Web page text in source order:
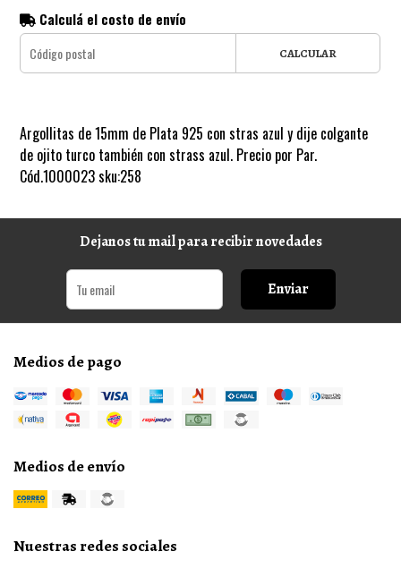
Calculá el costo de envío
CALCULAR
Argollitas de 15mm de Plata 925 con stras azul y dije colgante
de ojito turco también con strass azul. Precio por Par.
Cód.1000023 sku:258
Dejanos tu mail para recibir novedades
Enviar
Medios de pago
Medios de envío
Nuestras redes sociales